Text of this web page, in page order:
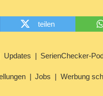
teilen
Updates SerienChecker-
Jobs Werbung